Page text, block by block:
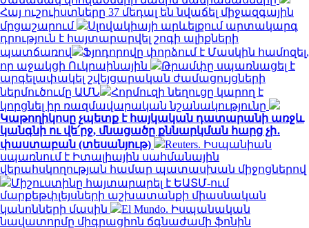
Հայ ուշուիստները 37 մեդալ են նվաճել միջազգային
մրցաշարում
Սլովակիայի արևելքում արտակարգ
դրություն է հայտարարվել շոգի ալիքների
պատճառով
Ֆյոդորովը փորձում է Մասկին համոզել,
որ աջակցի Ուկրաինային
Թրամփը սպառնացել է
արգելափակել շվեյցարական ժամացույցների
ներմուծումը ԱՄՆ
Հորմուզի նեղուցը կարող է
կորցնել իր ռազմավարական նշանակությունը
Կաթողիկոսը չպետք է հայկական դատարանի առջև
կանգնի ու վե՛րջ, մնացածը քննարկման հարց չի․
փաստաբան (տեսանյութ)
Reuters. Իսպանիան
սպառնում է Իտալիային սահմանային
վերահսկողության համար պատասխան միջոցներով
Միշուստինը հայտարարել է ԵԱՏՄ-ում
մարքեթփլեյսների աշխատանքի միասնական
կանոնների մասին
El Mundo. Իսպանական
նավատորմը միգրացիոն ճգնաժամի ֆոնին